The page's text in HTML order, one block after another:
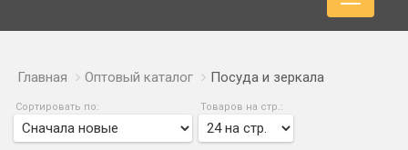
Главная Оптовый каталог Посуда и зеркала
Сортировать по: Товаров на стр.: